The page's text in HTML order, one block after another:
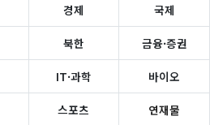
경제 국제
북한 금융·증권
IT·과학 바이오
스포츠 연재물